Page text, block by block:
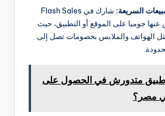
السريعة:
شارك في Flash Sales
عنها جوميا على الموقع أو التطبيق، حيث
الهواتف والملابس بخصومات تصل إلى
متدورش في الحصول على
مصر؟